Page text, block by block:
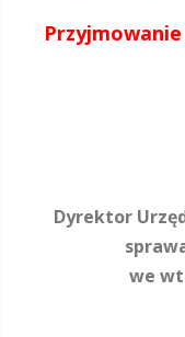
Dyrektor
we